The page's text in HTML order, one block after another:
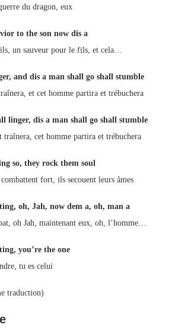
du dragon, eux
to the son now dis a
un sauveur pour le fils, et cela…
and dis a man shall go shall stumble
et cet homme partira et trébuchera
linger, dis a man shall go shall stumble
cet homme partira et trébuchera
so, they rock them soul
fort, ils secouent leurs âmes
oh, Jah, now dem a, oh, man a
oh Jah, maintenant eux, oh, l’homme…
you’re the one
tu es celui
traduction)